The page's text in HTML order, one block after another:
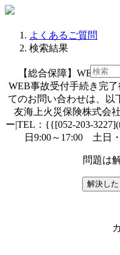
よくあるご質問
検索結果
【総合保障】WEB保
WEB事故受付手続き完
てのお問い合わせは、以
友海上火災保険株式会
ー|TEL：{{[052-203-
日9:00～17:00 土日
問題は
解決した